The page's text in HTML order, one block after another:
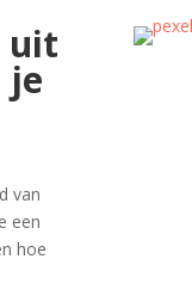
uit
je
van
een
hoe